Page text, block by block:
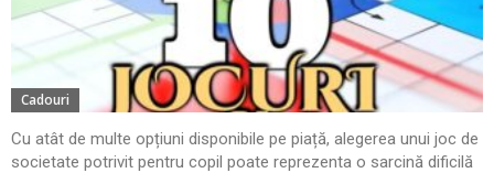
Cadouri
Cu atât de multe opțiuni disponibile pe piață, alegerea unui joc de
societate potrivit pentru copil poate reprezenta o sarcină dificilă